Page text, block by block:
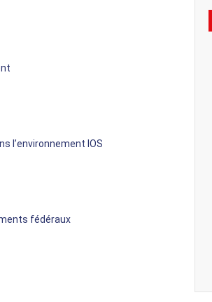
l’environnement IOS
fédéraux